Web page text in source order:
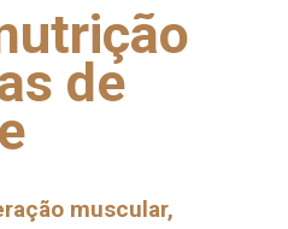
de
muscular,